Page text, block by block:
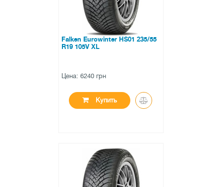
Falken Eurowinter HS01 235/55
R19 105V XL
Цена: 6240 грн
Купить
в наличии
0 отзывов